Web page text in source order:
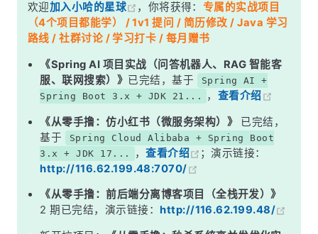
深度解析
一、存储结构差异：聚簇索引 vs 二级索引
二、NULL 值处理差异
三、查询性能差异：回表问题
五、如果没有主键会怎样？
面试高频追问
记忆口诀
总结
欢迎加入小哈的星球 ，你将获得： 专属的实战项目
（4个项目都能学） / 1v1 提问 / 简历修改 / Java 学习
路线 / 社群讨论 / 学习打卡 / 每月赠书
《Spring AI 项目实战（问答机器人、RAG 智能客
服、联网搜索）》 已完结，基于
Spring AI +
Spring Boot 3.x + JDK 21...
， 查看介绍
《从零手撸：仿小红书（微服务架构）》
已完结，
基于
Spring Cloud Alibaba + Spring Boot
3.x + JDK 17...
，查看介绍
；演示链接：
http://116.62.199.48:7070/
《从零手撸：前后端分离博客项目（全栈开发）》
2 期已完结，演示链接： http://116.62.199.48/